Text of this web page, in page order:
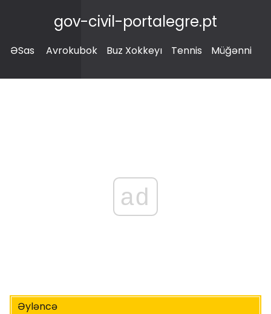
gov-civil-portalegre.pt
ƏSas Avrokubok Buz Xokkeyı Tennis Müğənni
ad
Əyləncə